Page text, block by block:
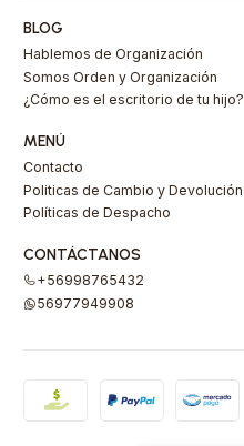
BLOG
Hablemos de Organización
Somos Orden y Organización
¿Cómo es el escritorio de tu hijo?
MENÚ
Contacto
Politicas de Cambio y Devolución
Políticas de Despacho
CONTÁCTANOS
+56998765432
56977949908